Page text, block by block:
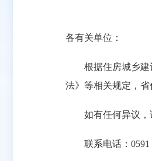
各有关单位：
根据住房城乡建设
法》等相关规定，
如有任何异议，请
联系电话：0591－